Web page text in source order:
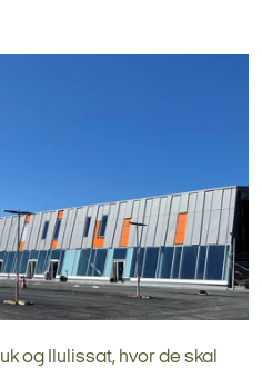
og Ilulissat, hvor de skal